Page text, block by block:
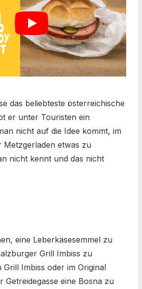
das beliebteste österreichische
er unter Touristen ein
nicht auf die Idee kommt, im
Metzgerladen etwas zu
nicht kennt und das nicht
eine Leberkäsesemmel zu
Grill Imbiss zu
Grill Imbiss oder im Original
Getreidegasse eine Bosna zu